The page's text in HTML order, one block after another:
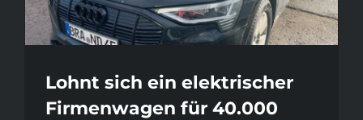
Lohnt sich ein elektrischer
Firmenwagen für 40.000